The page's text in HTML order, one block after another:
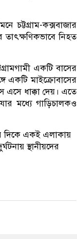
চট্টগ্রাম-কক্সবাজার
নিহত
একটি বাসের
একটি মাইক্রোবাসের
ধাক্কা দেয়। এতে
মধ্যে গাড়িচালকও
দিকে একই এলাকায়
স্থানীয়দের